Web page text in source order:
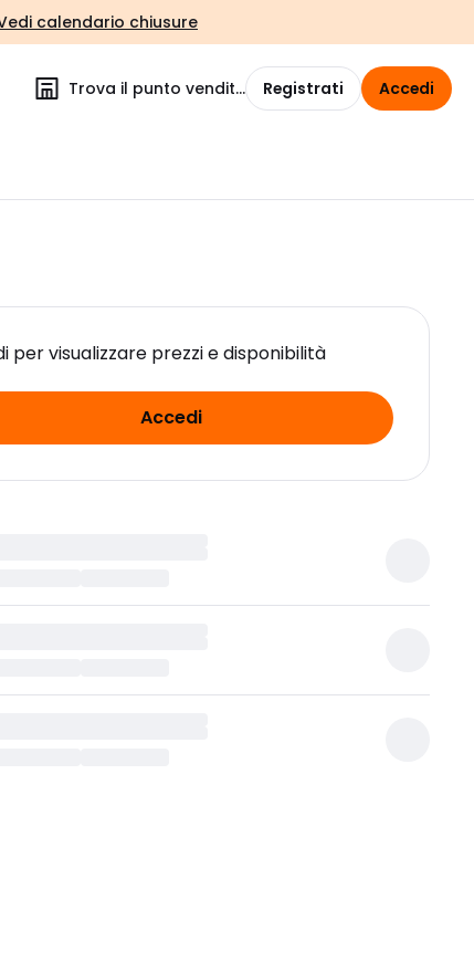
calendario chiusure
Trova il punto vendita Registrati Accedi
per visualizzare prezzi e disponibilità
Accedi